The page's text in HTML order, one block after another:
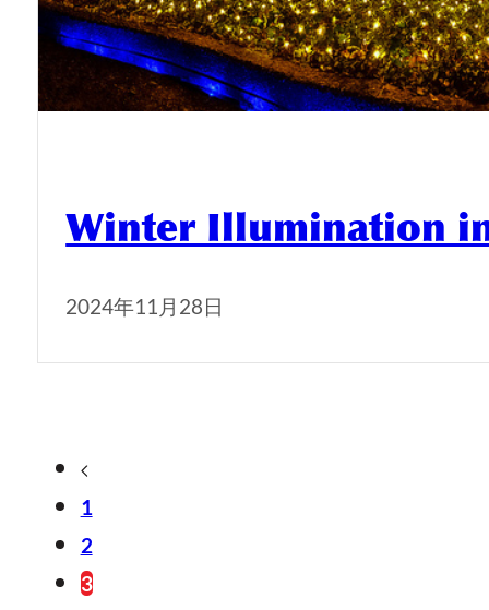
Winter Illumination
2024年11月28日
1
2
3